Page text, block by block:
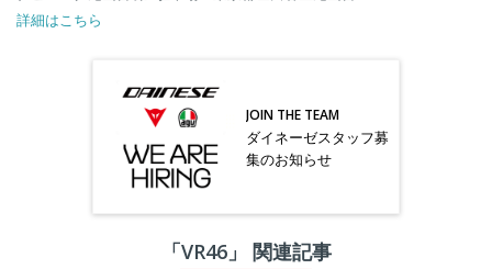
詳細はこちら
JOIN THE TEAM
ダイネーゼスタッフ募
集のお知らせ
「VR46」 関連記事